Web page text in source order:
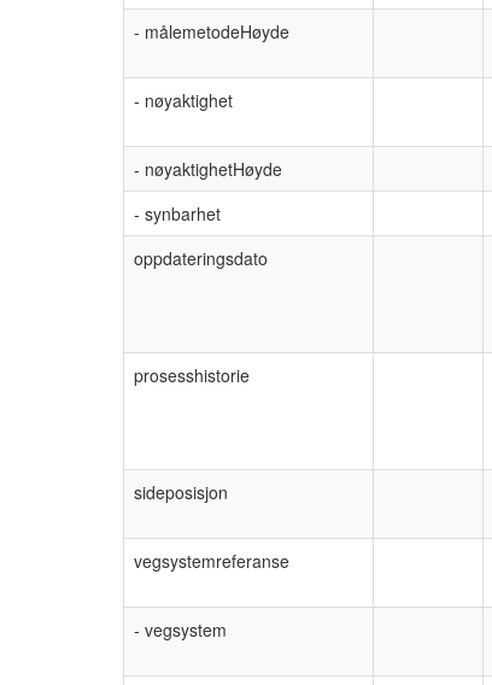
- målemetodeHøyde
- nøyaktighet
- nøyaktighetHøyde
- synbarhet
oppdateringsdato
prosesshistorie
sideposisjon
vegsystemreferanse
- vegsystem